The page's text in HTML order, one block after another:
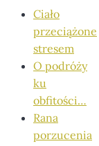
Ciało
przeciążone
stresem
O podróży
ku
obfitości…
Rana
porzucenia